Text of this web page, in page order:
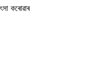
কৰোৱাৰ